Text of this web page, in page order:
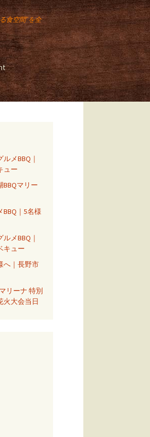
食空間”を全
バーベキュー イベント
メBBQ｜
ュー
マリー
｜5名様
メBBQ｜
キュー
へ｜長野市
リーナ 特別
火大会当日